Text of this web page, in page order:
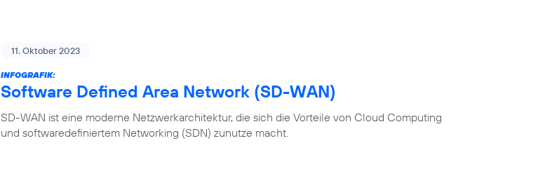
11. Oktober 2023
INFOGRAFIK:
Software Defined Area Network (SD-WAN)
SD-WAN ist eine moderne Netzwerkarchitektur, die sich die Vorteile von Cloud Computing
und softwaredefiniertem Networking (SDN) zunutze macht.